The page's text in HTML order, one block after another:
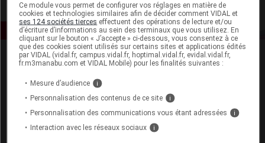
Espace produit
Ce module vous permet de configurer vos réglages en matière de
cookies et technologies similaires afin de décider comment VIDAL et
ses 124 sociétés tierces effectuent des opérations de lecture et/ou
d’écriture d’informations au sein des terminaux que vous utilisez. En
cliquant sur le bouton « J’accepte » ci-dessous, vous consentez à ce
que des cookies soient utilisés sur certains sites et applications édités
par VIDAL (vidal.fr, campus.vidal.fr, hoptimal.vidal.fr, evidal.vidal.fr,
fr.m3manabu.com et VIDAL Mobile) pour les finalités suivantes :
Mesure d’audience i
Personnalisation des contenus de ce site i
Personnalisation des communications vous étant adressées i
Interaction avec les réseaux sociaux i